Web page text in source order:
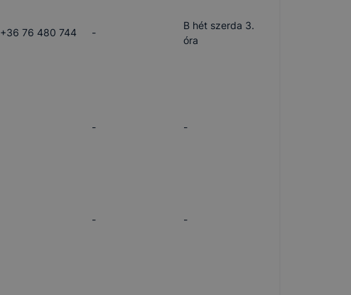
+36 76 480 744 -
B hét szerda 3.
óra
- -
- -